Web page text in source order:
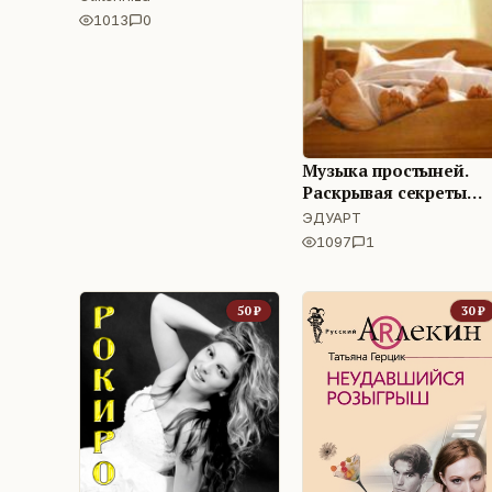
1013
0
Музыка простыней.
Раскрывая секреты
сексуальной близости
в браке
ЭДУАРТ
1097
1
50₽ 30₽